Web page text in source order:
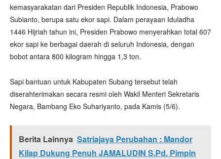
kemasyarakatan dari Presiden Republik Indonesia, Prabowo
Subianto, berupa satu ekor sapi. Dalam perayaan Iduladha
1446 Hijriah tahun ini, Presiden Prabowo menyerahkan total 607
ekor sapi ke berbagai daerah di seluruh Indonesia, dengan
bobot antara 800 kilogram hingga 1,3 ton.
Sapi bantuan untuk Kabupaten Subang tersebut telah
diserahterimakan secara resmi oleh Wakil Menteri Sekretaris
Negara, Bambang Eko Suhariyanto, pada Kamis (5/6).
Berita Lainnya Satriajaya Perubahan : Mandor
Kilap Dukung Penuh JAMALUDIN S.Pd. Pimpin